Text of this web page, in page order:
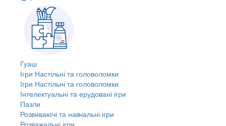
Гуаш
Ігри Настільні та головоломки
Ігри Настільні та головоломки
Інтелектуальні та ерудовані ігри
Пазли
Розвиваючі та навчальні ігри